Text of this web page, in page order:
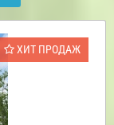
ХИТ ПРОДАЖ